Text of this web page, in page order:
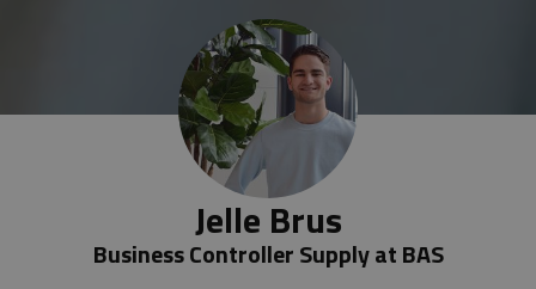
Jelle Brus
Business Controller Supply at BAS